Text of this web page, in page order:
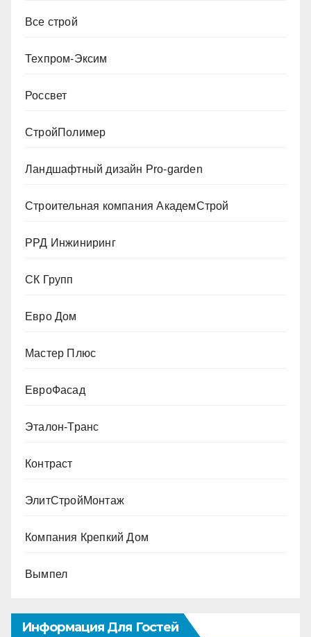
Все строй
Техпром-Эксим
Россвет
СтройПолимер
Ландшафтный дизайн Pro-garden
Строительная компания АкадемСтрой
РРД Инжиниринг
СК Групп
Евро Дом
Мастер Плюс
ЕвроФасад
Эталон-Транс
Контраст
ЭлитСтройМонтаж
Компания Крепкий Дом
Вымпел
Информация Для Гостей